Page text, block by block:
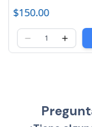
$150.00